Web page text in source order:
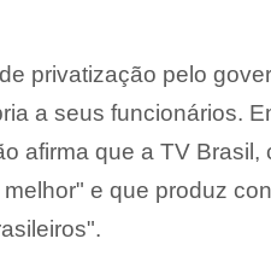
privatização pelo
a seus funcionários.
afirma que a TV
e que produz